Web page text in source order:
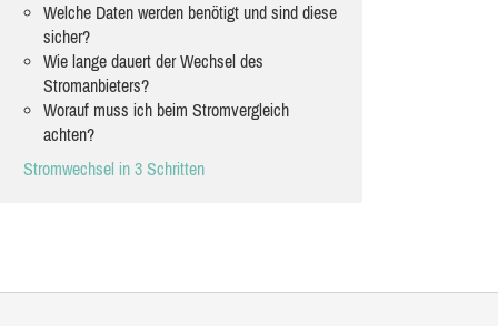
Welche Daten werden benötigt und sind diese
sicher?
Wie lange dauert der Wechsel des
Stromanbieters?
Worauf muss ich beim Stromvergleich
achten?
Stromwechsel in 3 Schritten